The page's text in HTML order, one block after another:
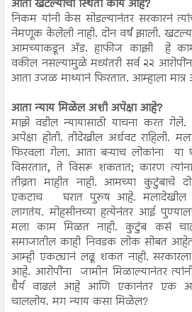
आता खटल्याची स्थिती काय आहे?
निकम यांनी केस सोडल्यानंतर सरकारनं
नेमणूक केलेली नाही. दोन वर्षं झाली.
आमच्याकडून अ‍ॅड. हाफीज काझी हे
वकील नसल्यामुळे मध्यंतरी सर्व २२
आता उजळ माथ्यानं फिरतात. आम्हाला मात्र
आता न्याय मिळेल अशी अपेक्षा आहे?
माझे वडील न्यायासाठी याचना करत गेले.
अपेक्षा होती. तीदेखील अर्धवट राहिली.
फिरवला गेला. आता बऱ्याच लोकांना या
विसरतात, ते विसरू शकतात; कारण
तीव्रता माहीत नाही. आमच्या कुटुंबाचे
एकटाच घरात पुरुष आहे. मलादेखील
लागतंय. मोहसीनच्या हत्येनंतर आई
मला काम मिळत नाही. कुटुंब कसं
समाजातील काही निवडक लोक सोबत
आम्ही एकट्यानं लढू शकत नाही. सरकारला
आहे. आरोपींना जामीन मिळाल्यानंतर
धैर्य वाढलं आहे आणि एकानंतर एक
चाललोय. मग न्याय कसा मिळेल?